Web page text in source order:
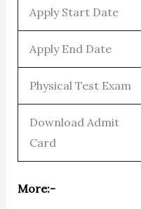
Apply Start Date
Apply End Date
Physical Test Exam
Download Admit
Card
More:-